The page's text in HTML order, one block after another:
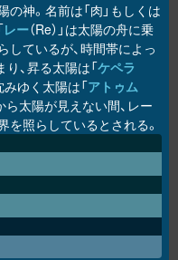
神。名前は「肉」もしくは
レー（Re）」は太陽の舟に乗
しているが、時間帯によっ
、昇る太陽は「ケペラ
みゆく太陽は「アトゥム
ら太陽が見えない間、レー
照らしているとされる。